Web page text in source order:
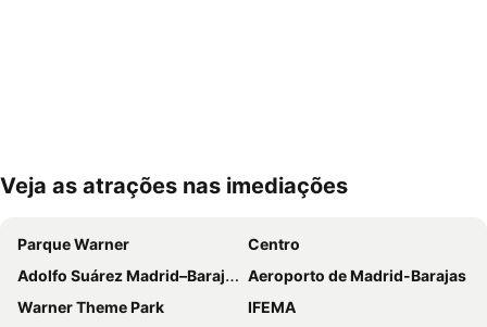
Ampliar mapa
Veja as atrações nas imediações
Parque Warner
Centro
Adolfo Suárez Madrid–Barajas Airport
Aeroporto de Madrid-Barajas
Warner Theme Park
IFEMA